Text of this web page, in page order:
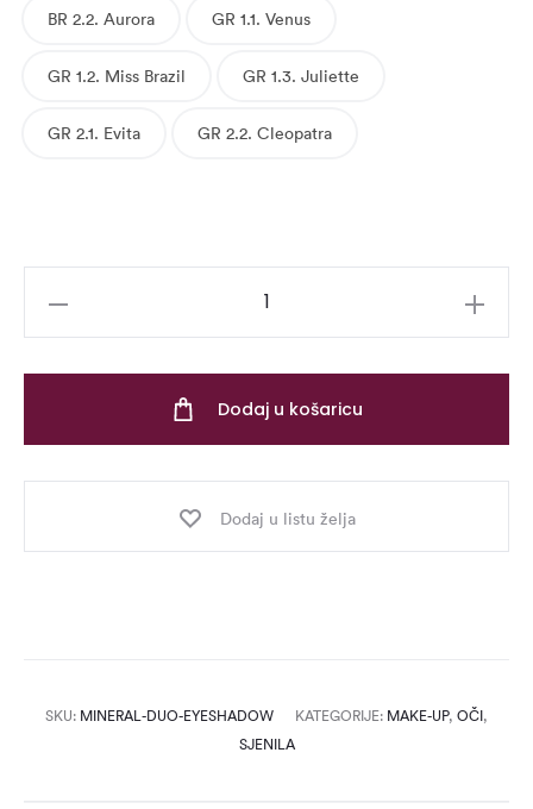
BR 2.2. Aurora GR 1.1. Venus
GR 1.2. Miss Brazil GR 1.3. Juliette
GR 2.1. Evita GR 2.2. Cleopatra
Dodaj u košaricu
Dodaj u listu želja
SKU: MINERAL-DUO-EYESHADOW KATEGORIJE: MAKE-UP, OČI,
SJENILA